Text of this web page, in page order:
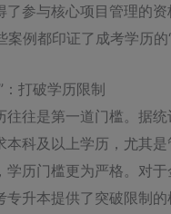
了参与核心项目管理的
例都印证了成考学历的“
：打破学历限制
往往是第一道门槛。据
科及以上学历，尤其是
学历门槛更为严格。对于
专升本提供了突破限制的